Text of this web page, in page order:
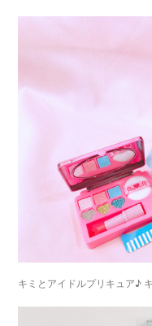
キミとアイドルプリキュア♪